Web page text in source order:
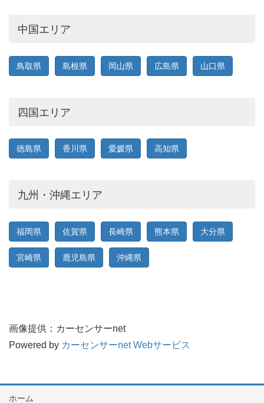
中国エリア
鳥取県 島根県 岡山県 広島県 山口県
四国エリア
徳島県 香川県 愛媛県 高知県
九州・沖縄エリア
福岡県 佐賀県 長崎県 熊本県 大分県
宮崎県 鹿児島県 沖縄県
画像提供：カーセンサーnet
Powered by カーセンサーnet Webサービス
ホーム